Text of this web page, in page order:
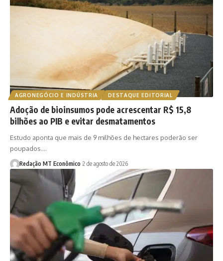
AGRONEGÓCIO E INDÚSTRIA DESTAQUE EDITORIAL
Adoção de bioinsumos pode acrescentar R$ 15,8
bilhões ao PIB e evitar desmatamentos
Estudo aponta que mais de 9 milhões de hectares poderão ser
poupados.…
Redação MT Econômico 2 de agosto de 2026